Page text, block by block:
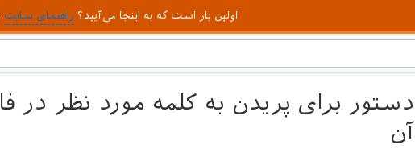
اولین بار است که به اینجا می‌آیید؟ راهنمای سایت
دستور برای پریدن به کلمه مورد نظر
آن